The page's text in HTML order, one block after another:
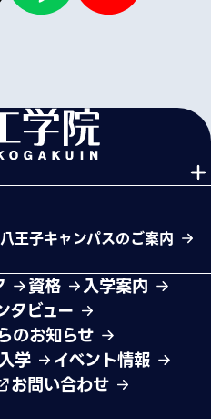
八王子キャンパスのご案内
資格
入学案内
タビュー
のお知らせ
学
イベント情報
お問い合わせ